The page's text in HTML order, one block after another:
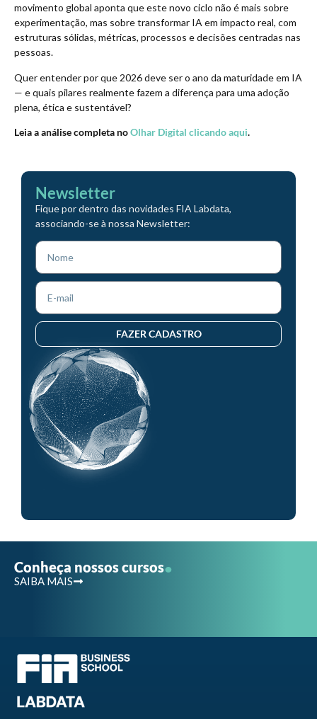
movimento global aponta que este novo ciclo não é mais sobre
experimentação, mas sobre transformar IA em impacto real, com
estruturas sólidas, métricas, processos e decisões centradas nas
pessoas.
Quer entender por que 2026 deve ser o ano da maturidade em IA
— e quais pilares realmente fazem a diferença para uma adoção
plena, ética e sustentável?
Leia a análise completa noOlhar Digital clicando aqui.
Newsletter
Fique por dentro das novidades FIA Labdata,
associando-se à nossa Newsletter:
FAZER CADASTRO
Conheça nossos cursos.
SAIBA MAIS